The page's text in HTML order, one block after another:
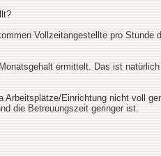
Vollzeitangestellte pro Stunde
ermittelt. Das ist
Einrichtung nicht voll
die Betreuungszeit geringer ist.